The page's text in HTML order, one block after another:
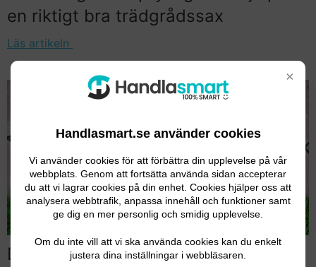
×
Handlasmart.se använder cookies
Vi använder cookies för att förbättra din upplevelse på vår
webbplats. Genom att fortsätta använda sidan accepterar
du att vi lagrar cookies på din enhet. Cookies hjälper oss att
analysera webbtrafik, anpassa innehåll och funktioner samt
ge dig en mer personlig och smidig upplevelse.
Om du inte vill att vi ska använda cookies kan du enkelt
justera dina inställningar i webbläsaren.
en riktigt bra trädgrådssax
Läs artikeln
Den bästa plattrensaren 2026